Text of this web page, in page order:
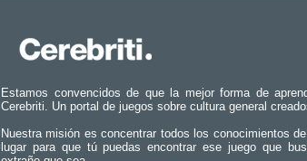
Estamos convencidos de que la mejor forma de
Cerebriti. Un portal de juegos sobre cultura general
Nuestra misión es concentrar todos los conocimientos
lugar para que tú puedas encontrar ese juego que